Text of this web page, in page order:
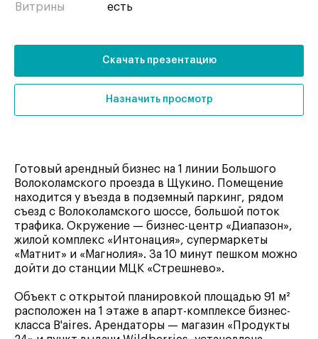
Витрины есть
Скачать презентацию
Назначить просмотр
Готовый арендный бизнес на 1 линии Большого
Волоколамского проезда в Щукино. Помещение
находится у въезда в подземный паркинг, рядом
съезд с Волоколамского шоссе, большой поток
трафика. Окружение — бизнес-центр «Диапазон»,
жилой комплекс «Интонация», супермаркеты
«Матнит» и «Магнолия». За 10 минут пешком можно
дойти до станции МЦК «Стрешнево».
Объект с открытой планировкой площадью 91 м²
расположен на 1 этаже в апарт-комплексе бизнес-
класса B'aires. Арендаторы — магазин «Продукты